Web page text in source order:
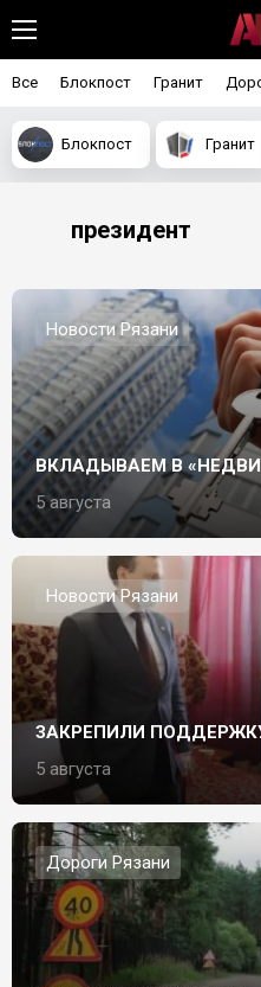
Все Блокпост Гранит
Блокпост Гранит
президент
Новости Рязани
ВКЛАДЫВАЕМ В
5 августа
Новости Рязани
ЗАКРЕПИЛИ
5 августа
Дороги Рязани